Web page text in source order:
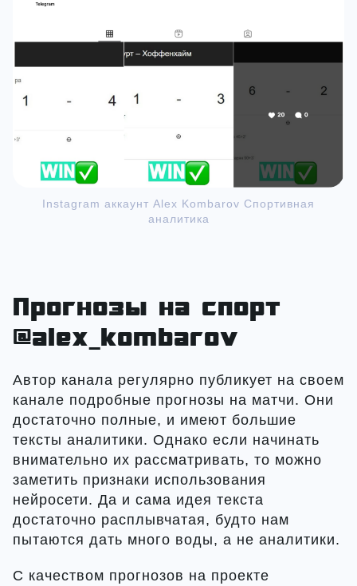
Instagram аккаунт Alex Kombarov Спортивная
аналитика
Прогнозы на спорт
@alex_kombarov
Автор канала регулярно публикует на своем
канале подробные прогнозы на матчи. Они
достаточно полные, и имеют большие
тексты аналитики. Однако если начинать
внимательно их рассматривать, то можно
заметить признаки использования
нейросети. Да и сама идея текста
достаточно расплывчатая, будто нам
пытаются дать много воды, а не аналитики.
С качеством прогнозов на проекте